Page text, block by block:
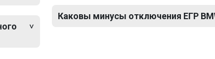
Каковы минусы отключения ЕГР